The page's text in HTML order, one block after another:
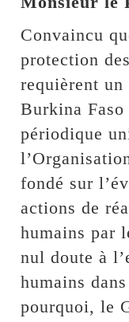
Convaincu
protection
requièrent un
Burkina Faso
périodique
fondé sur
actions de
humains par
nul doute à
humains
pourquoi, le